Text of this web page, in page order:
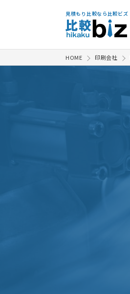
見積もり比較なら比較ビズ
HOME 印刷会社